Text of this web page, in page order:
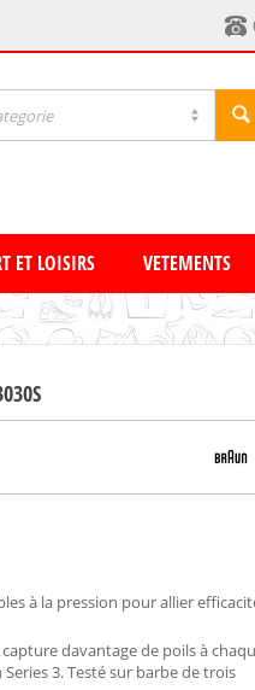
ET LOISIRS VETEMENTS
à la pression pour allier
davantage de poils à
3. Testé sur barbe de trois